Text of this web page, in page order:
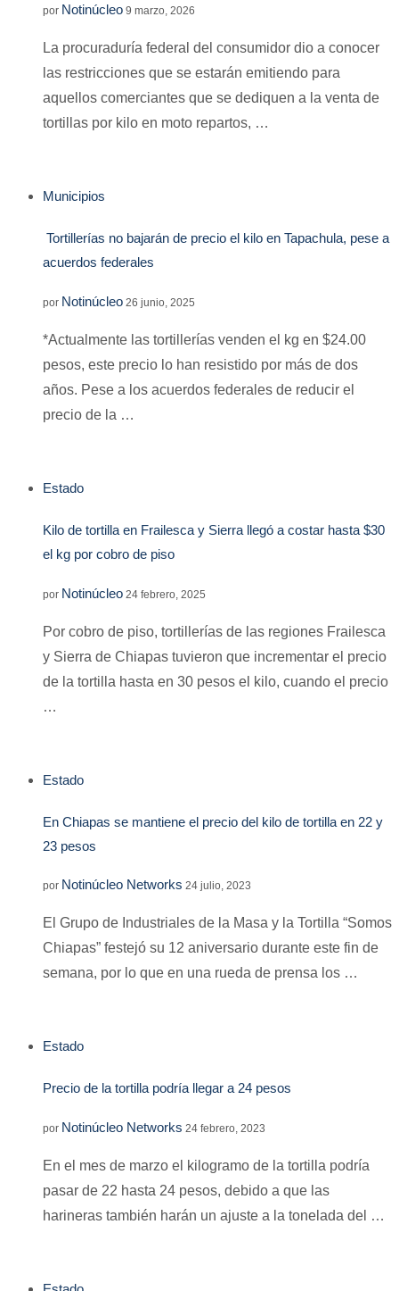
por Notinúcleo 9 marzo, 2026
La procuraduría federal del consumidor dio a conocer
las restricciones que se estarán emitiendo para
aquellos comerciantes que se dediquen a la venta de
tortillas por kilo en moto repartos, …
Municipios
Tortillerías no bajarán de precio el kilo en Tapachula, pese a
acuerdos federales
por Notinúcleo 26 junio, 2025
*Actualmente las tortillerías venden el kg en $24.00
pesos, este precio lo han resistido por más de dos
años. Pese a los acuerdos federales de reducir el
precio de la …
Estado
Kilo de tortilla en Frailesca y Sierra llegó a costar hasta $30
el kg por cobro de piso
por Notinúcleo 24 febrero, 2025
Por cobro de piso, tortillerías de las regiones Frailesca
y Sierra de Chiapas tuvieron que incrementar el precio
de la tortilla hasta en 30 pesos el kilo, cuando el precio
…
Estado
En Chiapas se mantiene el precio del kilo de tortilla en 22 y
23 pesos
por Notinúcleo Networks 24 julio, 2023
El Grupo de Industriales de la Masa y la Tortilla “Somos
Chiapas” festejó su 12 aniversario durante este fin de
semana, por lo que en una rueda de prensa los …
Estado
Precio de la tortilla podría llegar a 24 pesos
por Notinúcleo Networks 24 febrero, 2023
En el mes de marzo el kilogramo de la tortilla podría
pasar de 22 hasta 24 pesos, debido a que las
harineras también harán un ajuste a la tonelada del …